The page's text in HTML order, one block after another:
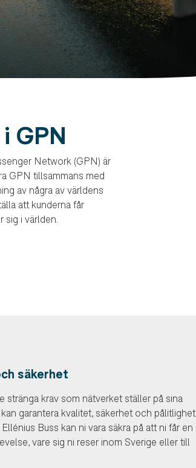
GPN
Network (GPN) är
GPN tillsammans med
av några av världens
att kunderna får
sig i världen.
säkerhet
stränga krav som nätverket ställer på sina
garantera kvalitet, säkerhet och pålitlighet
Buss kan ni vara säkra på att ni får en
vare sig ni reser inom Sverige eller till